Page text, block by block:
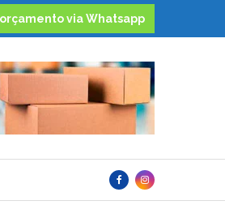
orçamento via Whatsapp